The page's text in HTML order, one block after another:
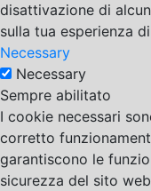
disattivazione di
sulla tua esperienza
Necessary
Necessary
Sempre abilitato
I cookie necessari
corretto
garantiscono le
sicurezza del sito